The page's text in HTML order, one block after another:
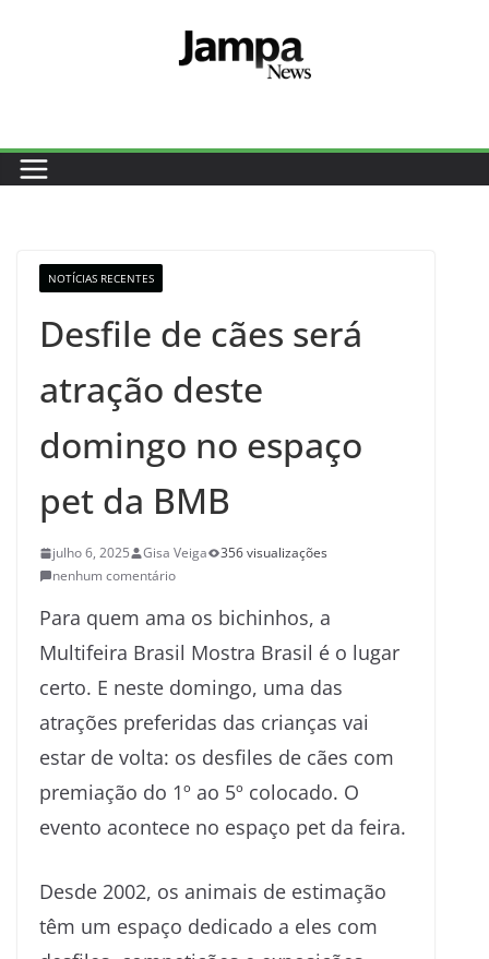
NOTÍCIAS RECENTES
Desfile de cães será
atração deste
domingo no espaço
pet da BMB
julho 6, 2025 Gisa Veiga
356 visualizações
nenhum comentário
Para quem ama os bichinhos, a
Multifeira Brasil Mostra Brasil é o lugar
certo. E neste domingo, uma das
atrações preferidas das crianças vai
estar de volta: os desfiles de cães com
premiação do 1º ao 5º colocado. O
evento acontece no espaço pet da feira.
Desde 2002, os animais de estimação
têm um espaço dedicado a eles com